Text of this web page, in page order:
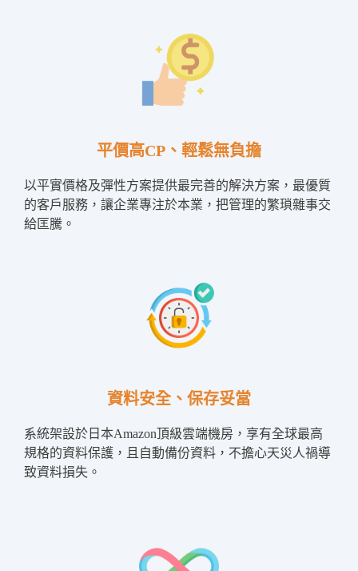
平價高CP、輕鬆無負擔
以平實價格及彈性方案提供最完善的解決方案，最優質
的客戶服務，讓企業專注於本業，把管理的繁瑣雜事交
給匡騰。
資料安全、保存妥當
系統架設於日本Amazon頂級雲端機房，享有全球最高
規格的資料保護，且自動備份資料，不擔心天災人禍導
致資料損失。